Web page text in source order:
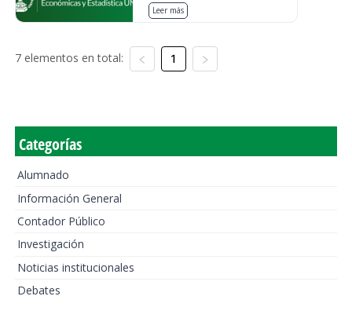
Leer más
7 elementos en total: 1
Categorías
Alumnado
Información General
Contador Público
Investigación
Noticias institucionales
Debates